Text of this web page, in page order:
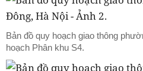
Bản đồ quy hoạch giao thông
hoạch Phân khu S4.